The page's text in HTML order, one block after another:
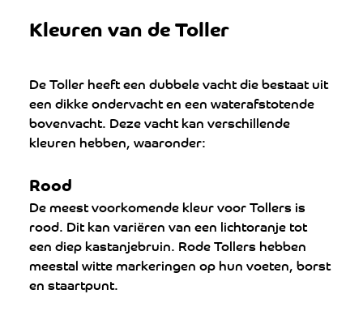
Kleuren van de Toller
De Toller heeft een dubbele vacht die bestaat uit
een dikke ondervacht en een waterafstotende
bovenvacht. Deze vacht kan verschillende
kleuren hebben, waaronder:
Rood
De meest voorkomende kleur voor Tollers is
rood. Dit kan variëren van een lichtoranje tot
een diep kastanjebruin. Rode Tollers hebben
meestal witte markeringen op hun voeten, borst
en staartpunt.